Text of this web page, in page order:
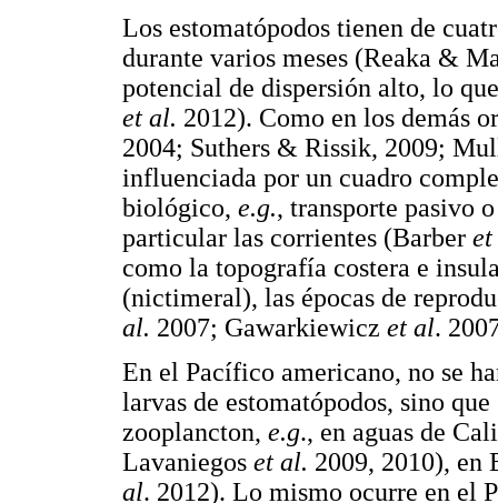
Los estomatópodos tienen de
durante varios meses (Reaka &
potencial de dispersión alto, lo
et al. 2012). Como en los demás
2004; Suthers & Rissik, 2009;
influenciada por un cuadro
biológico, e.g., transporte pasivo
particular las corrientes (Barber
como la topografía costera e
(nictimeral), las épocas de
al. 2007; Gawarkiewicz et al.
En el Pacífico americano, no se
larvas de estomatópodos, sino
zooplancton, e.g., en aguas de
Lavaniegos et al. 2009, 2010),
al. 2012). Lo mismo ocurre en el